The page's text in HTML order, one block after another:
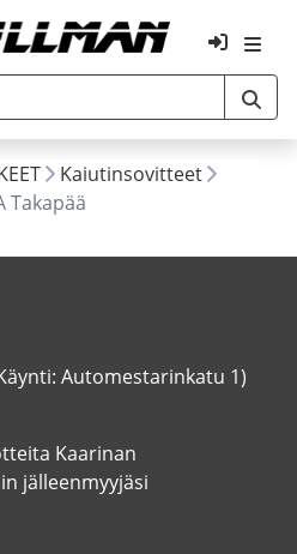
Kaiutinsovitteet

Automestarinkatu 1)
Kaarinan
jälleenmyyjäsi